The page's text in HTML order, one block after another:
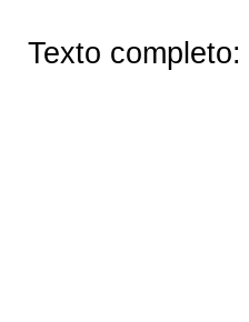
Texto completo: